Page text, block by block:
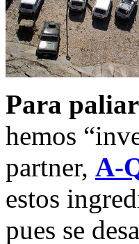
Para
hemos
partner, A-
estos
pues se